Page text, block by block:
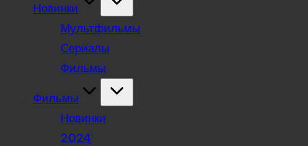
Новинки
Мультфильмы
Сериалы
Фильмы
Фильмы
Новинки
2024